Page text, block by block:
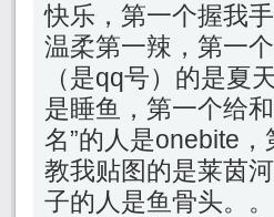
快乐，第一个握我
温柔第一辣，第一
（是qq号）的是夏
是睡鱼，第一个给
名”的人是onebite
教我贴图的是莱茵
子的人是鱼骨头。。